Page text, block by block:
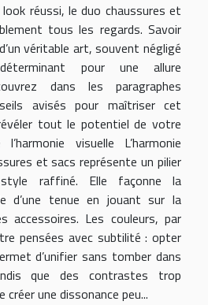
look réussi, le duo chaussures et
tous les regards. Savoir
véritable art, souvent négligé
pour une allure
dans les paragraphes
avisés pour maîtriser cet
tout le potentiel de votre
visuelle L’harmonie
et sacs représente un pilier
raffiné. Elle façonne la
d’une tenue en jouant sur la
accessoires. Les couleurs, par
pensées avec subtilité : opter
d’unifier sans tomber dans
que des contrastes trop
une dissonance peu...